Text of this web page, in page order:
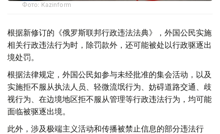
Фото: Kazinform
根据新修订的《俄罗斯联邦行政违法法典》，外国公民实施
相关行政违法行为时，除罚款外，还可能被处以行政驱逐出
境处罚。
根据法律规定，外国公民如参与未经批准的集会活动，以及
实施拒不服从执法人员、轻微流氓行为、妨碍道路交通、歧
视行为、在边境地区拒不服从管理等行政违法行为，均可能
面临被驱逐出境。
此外，涉及极端主义活动和传播被禁止信息的部分违法行